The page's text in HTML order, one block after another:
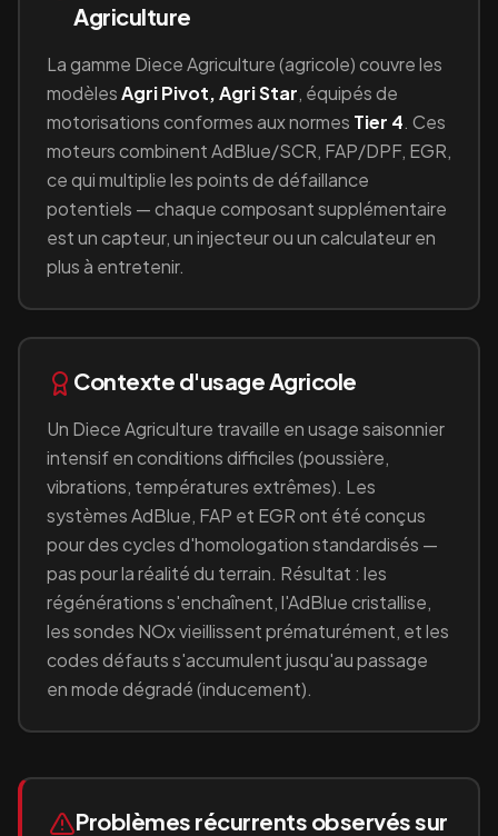
Agriculture
La gamme Diece Agriculture(agricole) couvre les
modèlesAgri Pivot, Agri Star, équipésde
motorisations conformes aux normes Tier 4. Ces
moteurs combinentAdBlue/SCR, FAP/DPF, EGR,
ce qui multiplie les points de défaillance
potentiels — chaque composant supplémentaire
est un capteur, un injecteur ou un calculateur en
plus à entretenir.
Contexte d'usageAgricole
Un Diece Agriculture travaille enusage saisonnier
intensif en conditions difficiles (poussière,
vibrations, températures extrêmes). Les
systèmes AdBlue, FAP et EGR ont été conçus
pour des cycles d'homologation standardisés —
pas pour la réalité du terrain. Résultat : les
régénérations s'enchaînent, l'AdBlue cristallise,
les sondes NOx vieillissent prématurément, et les
codes défauts s'accumulent jusqu'au passage
en mode dégradé (inducement).
Problèmes récurrents observés sur